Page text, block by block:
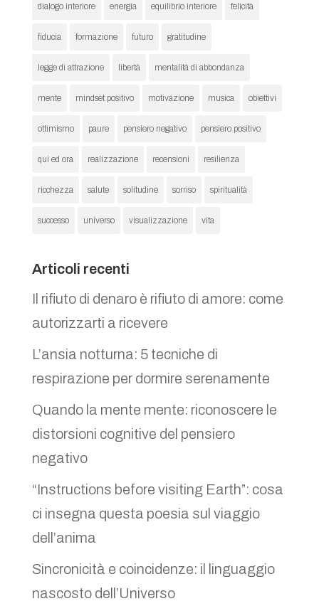
dialogo interiore energia equilibrio interiore felicità
fiducia formazione futuro gratitudine
legge di attrazione libertà mentalità di abbondanza
mente mindset positivo motivazione musica obiettivi
ottimismo paure pensiero negativo pensiero positivo
qui ed ora realizzazione recensioni resilienza
ricchezza salute solitudine sorriso spiritualità
successo universo visualizzazione vita
Articoli recenti
Il rifiuto di denaro è rifiuto di amore: come
autorizzarti a ricevere
L’ansia notturna: 5 tecniche di
respirazione per dormire serenamente
Quando la mente mente: riconoscere le
distorsioni cognitive del pensiero
negativo
“Instructions before visiting Earth”: cosa
ci insegna questa poesia sul viaggio
dell’anima
Sincronicità e coincidenze: il linguaggio
nascosto dell’Universo